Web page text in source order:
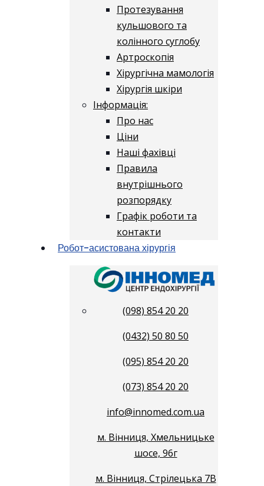
Протезування
кульшового та
колінного суглобу
Артроскопія
Хірургічна мамологія
Хірургія шкіри
Інформація:
Про нас
Ціни
Наші фахівці
Правила
внутрішнього
розпорядку
Графік роботи та
контакти
Робот-асистована хірургія
(098) 854 20 20
(0432) 50 80 50
(095) 854 20 20
(073) 854 20 20
info@innomed.com.ua
м. Вінниця, Хмельницьке
шосе, 96г
м. Вінниця, Стрілецька 7В